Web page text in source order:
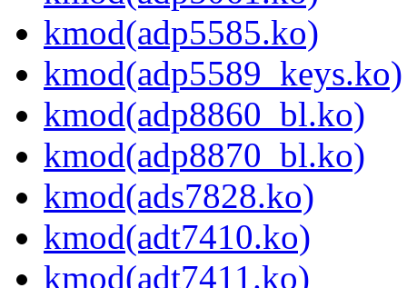
kmod(adp5585.ko)
kmod(adp5589_keys.ko)
kmod(adp8860_bl.ko)
kmod(adp8870_bl.ko)
kmod(ads7828.ko)
kmod(adt7410.ko)
kmod(adt7411.ko)